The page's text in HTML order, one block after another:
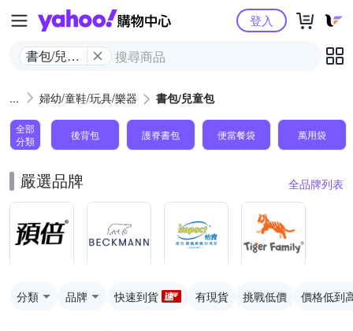
Yahoo購物中心
書包/兒童
登入
婦幼/童鞋/玩具/樂器 書包/兒童包
全部
分類
後背包 護脊書包 便當餐袋 萬用袋
嚴選品牌 全品牌列表
分類 品牌 快速到貨 有現貨 挑戰低價 價格低到